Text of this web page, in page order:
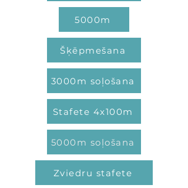
5000m
Šķēpmešana
3000m soļošana
Stafete 4x100m
5000m soļošana
Zviedru stafete